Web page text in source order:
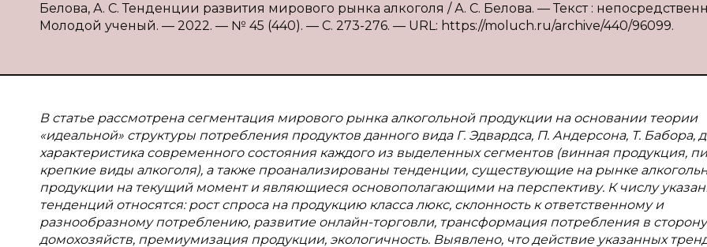
Белова, А. С. Тенденции развития мирового рынка алкоголя / А. С. Белова. — Текст :
Молодой ученый. — 2022. — № 45 (440). — С. 273-276. — URL: https://moluch.ru/archive/440/96099.
В статье рассмотрена сегментация мирового рынка алкогольной продукции на основании теории
«идеальной» структуры потребления продуктов данного вида Г. Эдвардса, П. Андерсона, Т. Бабора,
характеристика современного состояния каждого из выделенных сегментов (винная продукция,
крепкие виды алкоголя), а также проанализированы тенденции, существующие на рынке
продукции на текущий момент и являющиеся основополагающими на перспективу. К числу
тенденций относятся: рост спроса на продукцию класса люкс, склонность к ответственному и
разнообразному потреблению, развитие онлайн-торговли, трансформация потребления в сторону
домохозяйств, премиумизация продукции, экологичность. Выявлено, что действие указанных